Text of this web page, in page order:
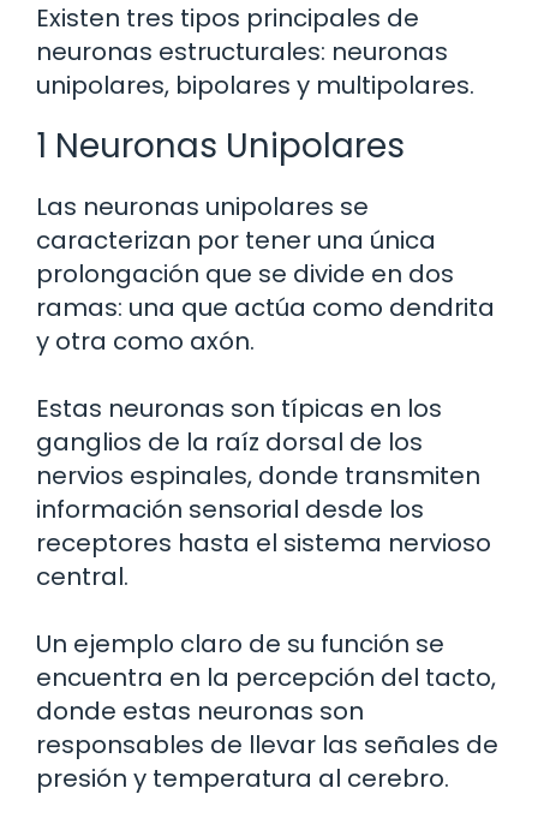
Existen tres tipos principales de
neuronas estructurales: neuronas
unipolares, bipolares y multipolares.
1 Neuronas Unipolares
Las neuronas unipolares se
caracterizan por tener una única
prolongación que se divide en dos
ramas: una que actúa como dendrita
y otra como axón.
Estas neuronas son típicas en los
ganglios de la raíz dorsal de los
nervios espinales, donde transmiten
información sensorial desde los
receptores hasta el sistema nervioso
central.
Un ejemplo claro de su función se
encuentra en la percepción del tacto,
donde estas neuronas son
responsables de llevar las señales de
presión y temperatura al cerebro.